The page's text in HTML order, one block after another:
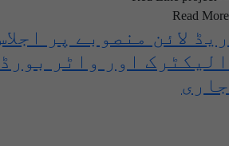
Read More
ریڈ لائن منصوبے پر
الیکٹرک اور واٹر
جاری